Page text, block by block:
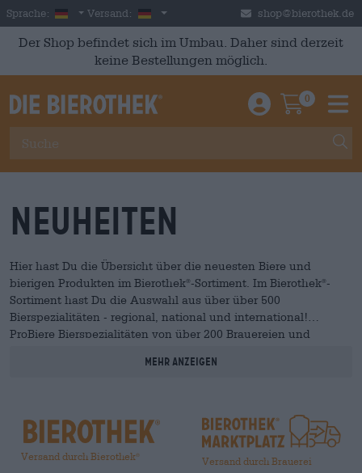
Skip to main content
Sprache: German
Versand: Deutschland shop@bierothek.de
Der Shop befindet sich im Umbau. Daher sind derzeit
keine Bestellungen möglich.
Einloggen /
0
Neuheiten
Hier hast Du die Übersicht über die neuesten Biere und
bierigen Produkten im Bierothek® -Sortiment. Im Bierothek® -
Sortiment hast Du die Auswahl aus über über 500
Bierspezialitäten - regional, national und international!
ProBiere Bierspezialitäten von über 200 Brauereien und
Mehr anzeigen
Versand durch Bierothek®
Versand durch Brauerei